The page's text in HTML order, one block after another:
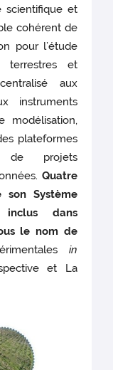
scientifique et
cohérent de
pour l’étude
terrestres et
aux
instruments
modélisation,
plateformes
de projets
Quatre
son Système
dans
le nom de
in
et La